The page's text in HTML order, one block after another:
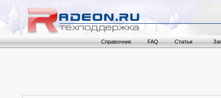
Справочник FAQ Статьи